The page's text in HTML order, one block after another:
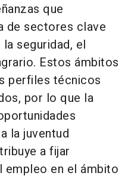
que
de sectores clave
seguridad, el
Estos ámbitos
perfiles técnicos
por lo que la
la juventud
a fijar
empleo en el ámbito